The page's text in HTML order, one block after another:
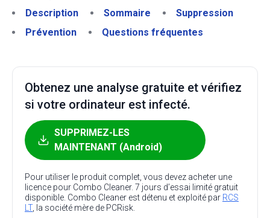
Description
Sommaire
Suppression
Prévention
Questions fréquentes
Obtenez une analyse gratuite et vérifiez
si votre ordinateur est infecté.
SUPPRIMEZ-LES
MAINTENANT (Android)
Pour utiliser le produit complet, vous devez acheter une
licence pour Combo Cleaner. 7 jours d’essai limité gratuit
disponible. Combo Cleaner est détenu et exploité par RCS
LT, la société mère de PCRisk.